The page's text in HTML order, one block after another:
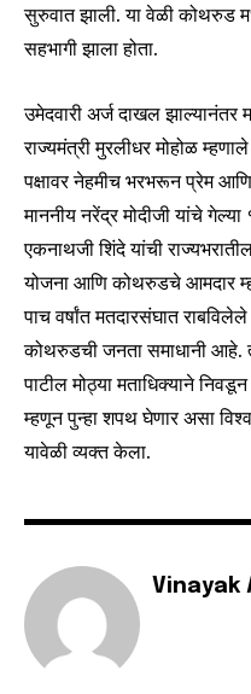
I've read and accept the
6,300
Fans
सुरुवात झाली. या वेळी कोथरुड
सहभागी झाला होता.
उमेदवारी अर्ज दाखल झाल्यानंतर
राज्यमंत्री मुरलीधर मोहोळ
पक्षावर नेहमीच भरभरून प्रेम
माननीय नरेंद्र मोदीजी यांचे
एकनाथजी शिंदे यांची
योजना आणि कोथरुडचे आमदार
पाच वर्षांत मतदारसंघात
कोथरुडची जनता समाधानी आहे.
पाटील मोठ्या मताधिक्याने
म्हणून पुन्हा शपथ घेणार असा
यावेळी व्यक्त केला.
Vinayak